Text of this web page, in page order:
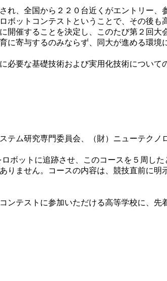
、全国から２２０台近くがエントリー、
ットコンテストということで、その後
催することを決定し、このたび第２回大
寄与するのみならず、同大が進める環境
要な基礎技術および実用化技術について
テム研究専門委員会、（財）ニューテクノ
ボットに追跡させ、このコースを５周し
ません。コースの内容は、競技直前に
テストに参加いただける高等学校に、